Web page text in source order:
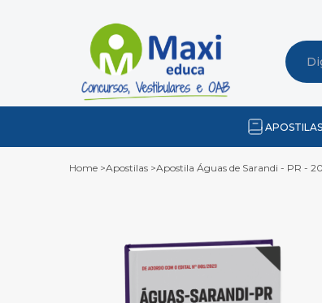
APOSTILAS
Home>Apostilas>Apostila Águas de Sarandi - PR -